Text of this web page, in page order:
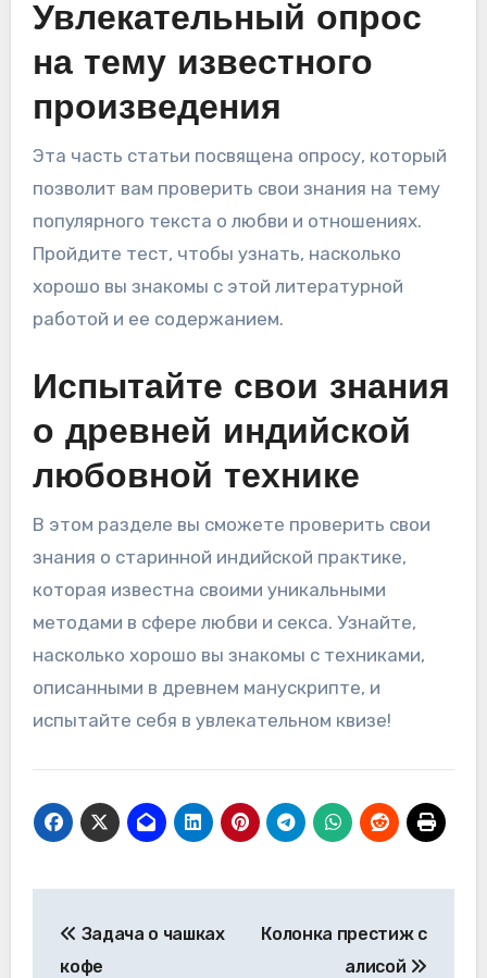
Увлекательный опрос
на тему известного
произведения
Эта часть статьи посвящена опросу, который
позволит вам проверить свои знания на тему
популярного текста о любви и отношениях.
Пройдите тест, чтобы узнать, насколько
хорошо вы знакомы с этой литературной
работой и ее содержанием.
Испытайте свои знания
о древней индийской
любовной технике
В этом разделе вы сможете проверить свои
знания о старинной индийской практике,
которая известна своими уникальными
методами в сфере любви и секса. Узнайте,
насколько хорошо вы знакомы с техниками,
описанными в древнем манускрипте, и
испытайте себя в увлекательном квизе!
по
Задача о чашках
кофе
Колонка престиж с
алисой